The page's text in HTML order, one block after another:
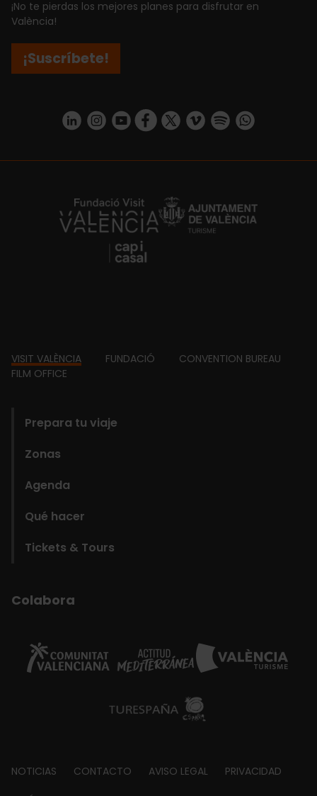
¡No te pierdas los mejores planes para disfrutar en
València!
¡Suscríbete!
https://www.linkedin.com/company/turismo-valencia/mycompany/
https://www.instagram.com/visit_valencia/
https://www.youtube.com/user/
https://www.facebook.com/
https://twitter.com/
https://vimeo.com/
https://https://api.whatsapp.com/
https://fundacion.visitvalencia.com/
Footer
VISIT VALÈNCIA FUNDACIÓ
CONVENTION BUREAU
FILM OFFICE
Prepara tu viaje
Zonas
Agenda
Qué hacer
Tickets & Tours
Colabora
Footer
NOTICIAS CONTACTO AVISO LEGAL PRIVACIDAD